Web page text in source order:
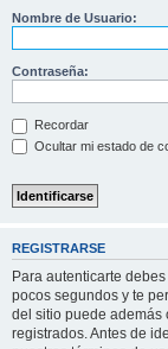
Nombre de Usuario:
Contraseña:
Recordar
Ocultar mi estado de
REGISTRARSE
Para autenticarte
pocos segundos y te
del sitio puede además
registrados. Antes de